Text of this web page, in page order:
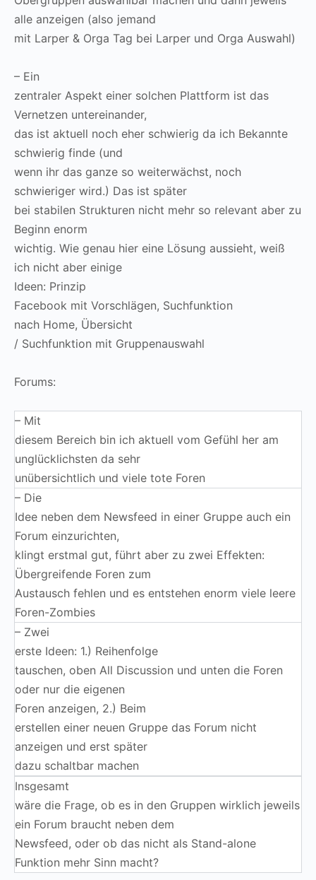
alle anzeigen (also jemand
mit Larper & Orga Tag bei Larper und Orga Auswahl)
– Ein
zentraler Aspekt einer solchen Plattform ist das
Vernetzen untereinander,
das ist aktuell noch eher schwierig da ich Bekannte
schwierig finde (und
wenn ihr das ganze so weiterwächst, noch
schwieriger wird.) Das ist später
bei stabilen Strukturen nicht mehr so relevant aber zu
Beginn enorm
wichtig. Wie genau hier eine Lösung aussieht, weiß
ich nicht aber einige
Ideen: Prinzip
Facebook mit Vorschlägen, Suchfunktion
nach Home, Übersicht
/ Suchfunktion mit Gruppenauswahl
Forums:
– Mit
diesem Bereich bin ich aktuell vom Gefühl her am
unglücklichsten da sehr
unübersichtlich und viele tote Foren
– Die
Idee neben dem Newsfeed in einer Gruppe auch ein
Forum einzurichten,
klingt erstmal gut, führt aber zu zwei Effekten:
Übergreifende Foren zum
Austausch fehlen und es entstehen enorm viele leere
Foren-Zombies
– Zwei
erste Ideen: 1.) Reihenfolge
tauschen, oben All Discussion und unten die Foren
oder nur die eigenen
Foren anzeigen, 2.) Beim
erstellen einer neuen Gruppe das Forum nicht
anzeigen und erst später
dazu schaltbar machen
Insgesamt
wäre die Frage, ob es in den Gruppen wirklich jeweils
ein Forum braucht neben dem
Newsfeed, oder ob das nicht als Stand-alone
Funktion mehr Sinn macht?